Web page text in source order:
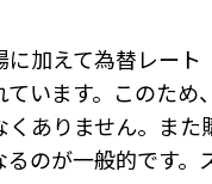
加えて為替レー
います。このた
ありません。ま
のが一般的です